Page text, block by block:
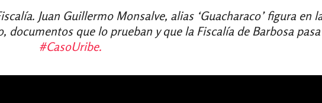
Juan Guillermo Monsalve, alias ‘Guacharaco’ figura en
documentos que lo prueban y que la Fiscalía de Barbosa
#CasoUribe.